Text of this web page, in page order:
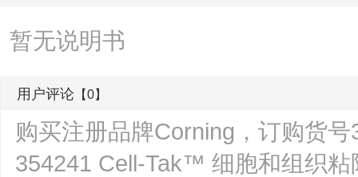
暂无说明书
用户评论 【0】
购买注册品牌Corning，订购货
354241 Cell-Tak™ 细胞和组织